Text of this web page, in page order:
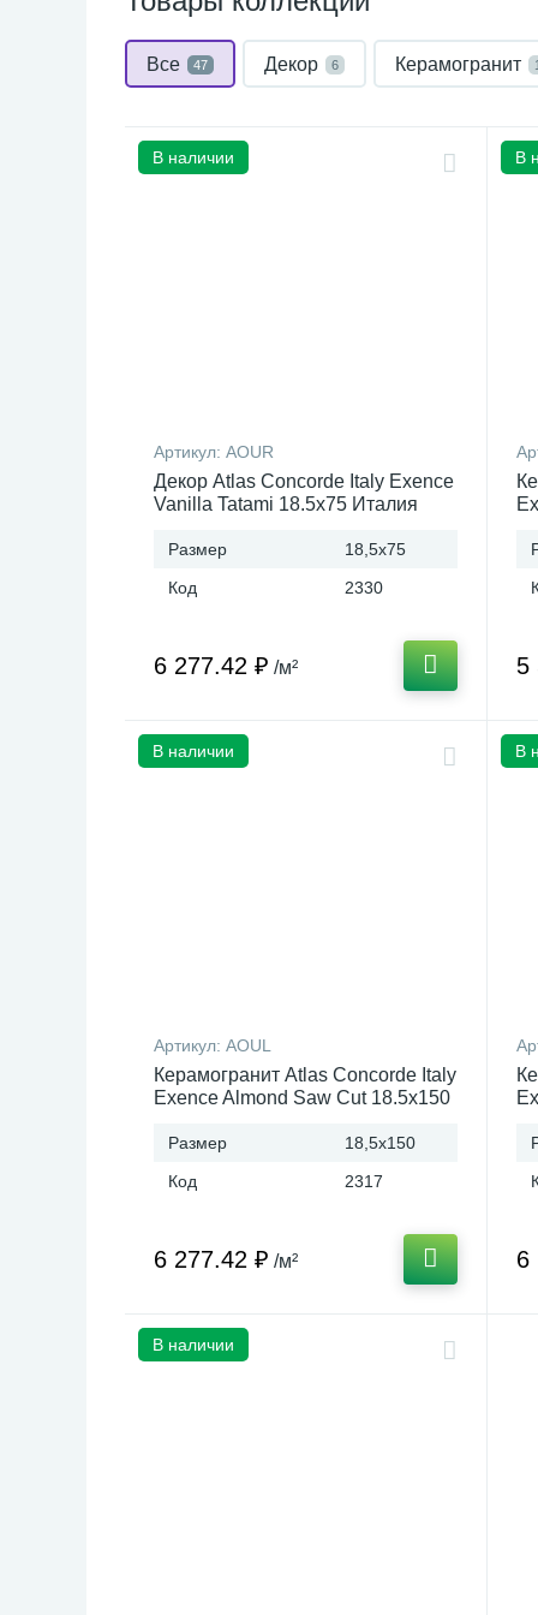
Все 47 Декор 6 Керамогранит
В наличии
Артикул: AOUR
Декор Atlas Concorde Italy Exence
Vanilla Tatami 18.5x75 Италия
Размер
18,5x75
Код
2330
6 277.42 ₽ /м²
В
5
В наличии
Артикул: AOUL
Керамогранит Atlas Concorde Italy
Exence Almond Saw Cut 18.5x150
Размер
18,5x150
Код
2317
6 277.42 ₽ /м²
В
6
В наличии